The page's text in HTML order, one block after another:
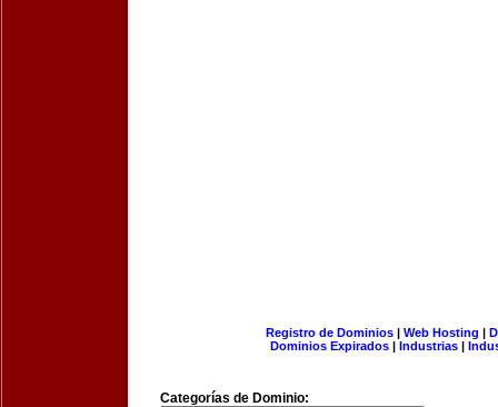
Registro de Dominios| Web Hosting |
Dominios Expirados | Industrias |
Categorías de Dominio: